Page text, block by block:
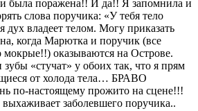
и была поражена!! И да!! Я запомнила и
слова поручика: «У тебя тело
дух владеет телом. Могу приказать
когда Марютка и поручик (все
оказываются на Острове.
«стучат» у обоих так, что я прям
от холода тела… БРАВО
по-настоящему прожито на сцене!!!
заболевшего поручика..